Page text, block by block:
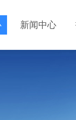
新闻中心